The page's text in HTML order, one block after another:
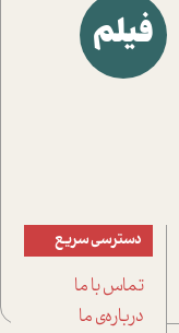
فیلم
دسترسی سریع
تماس با ما
درباره‌ی ما